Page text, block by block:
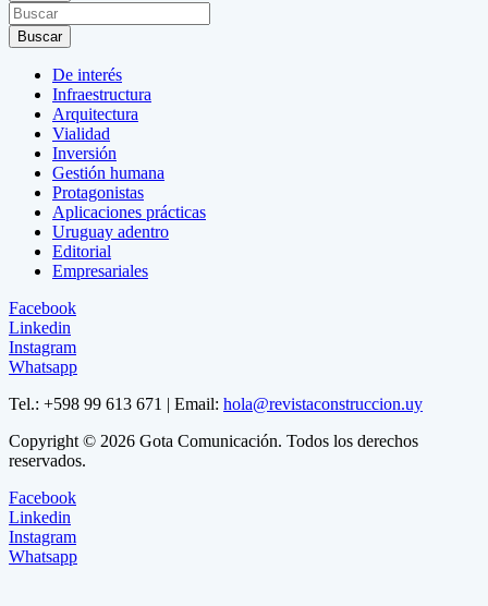
Buscar
De interés
Infraestructura
Arquitectura
Vialidad
Inversión
Gestión humana
Protagonistas
Aplicaciones prácticas
Uruguay adentro
Editorial
Empresariales
Facebook
Linkedin
Instagram
Whatsapp
Tel.: +598 99 613 671 | Email: hola@revistaconstruccion.uy
Copyright © 2026 Gota Comunicación. Todos los derechos
reservados.
Facebook
Linkedin
Instagram
Whatsapp